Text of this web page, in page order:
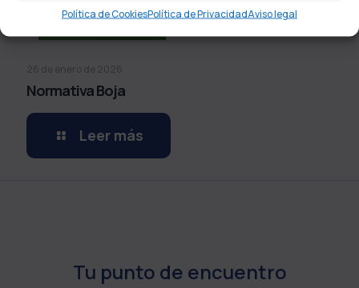
Política de CookiesPolítica de PrivacidadAviso legal
26 de enero de 2026
Normativa Boja
Leer más
Tu punto de encuentro